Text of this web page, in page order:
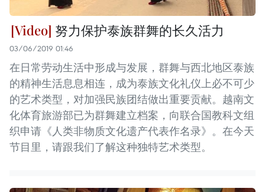
努力保护泰族群舞的长久活力
03/06/2019 01:46
在日常劳动生活中形成与发展，群舞与西北地区泰族
的精神生活息息相连，成为泰族文化礼仪上必不可少
的艺术类型，对加强民族团结做出重要贡献。越南文
化体育旅游部已为群舞建立档案，向联合国教科文组
织申请《人类非物质文化遗产代表作名录》。在今天
节目里，请跟我们了解这种独特艺术类型。